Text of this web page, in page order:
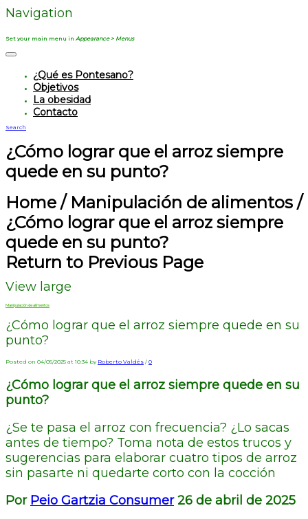
Navigation
Set your main menu in Appearance > Menus
¿Qué es Pontesano?
Objetivos
La obesidad
Contacto
Search
¿Cómo lograr que el arroz siempre
quede en su punto?
Home / Manipulación de alimentos /
¿Cómo lograr que el arroz siempre
quede en su punto?
Return to Previous Page
View large
Manipulación de alimentos
¿Cómo lograr que el arroz siempre quede en su
punto?
Posted on 04/05/2025 at 10:34 by Roberto Valdés / 0
¿Cómo lograr que el arroz siempre quede en su
punto?
¿Se te pasa el arroz con frecuencia? ¿Lo sacas
antes de tiempo? Toma nota de estos trucos y
sugerencias para elaborar cuatro tipos de arroz
sin pasarte ni quedarte corto con la cocción
Por Peio Gartzia Consumer26 de abril de 2025